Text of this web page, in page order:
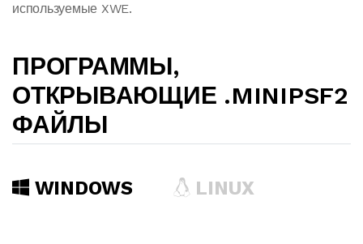
используемые XWE.
ПРОГРАММЫ,
ОТКРЫВАЮЩИЕ .MINIPSF2
ФАЙЛЫ
WINDOWS LINUX